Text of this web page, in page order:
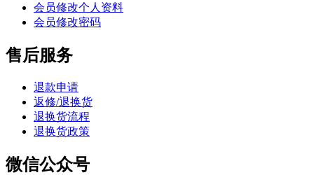
会员修改个人资料
会员修改密码
售后服务
退款申请
返修/退换货
退换货流程
退换货政策
微信公众号